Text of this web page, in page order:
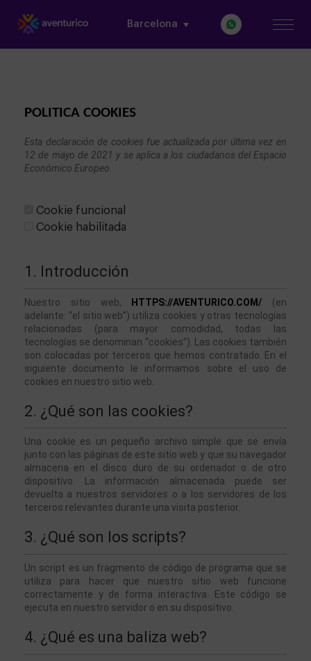
Barcelona
POLITICA COOKIES
Esta declaración de cookies fue actualizada por última vez en
12 de mayo de 2021 y se aplica a los ciudadanos del Espacio
Económico Europeo.
Cookie funcional
Cookie habilitada
1. Introducción
Nuestro sitio web, HTTPS://AVENTURICO.COM/ (en
adelante: “el sitio web”) utiliza cookies y otras tecnologías
relacionadas (para mayor comodidad, todas las
tecnologías se denominan “cookies”). Las cookies también
son colocadas por terceros que hemos contratado. En el
siguiente documento le informamos sobre el uso de
cookies en nuestro sitio web.
2. ¿Qué son las cookies?
Una cookie es un pequeño archivo simple que se envía
junto con las páginas de este sitio web y que su navegador
almacena en el disco duro de su ordenador o de otro
dispositivo. La información almacenada puede ser
devuelta a nuestros servidores o a los servidores de los
terceros relevantes durante una visita posterior.
3. ¿Qué son los scripts?
Un script es un fragmento de código de programa que se
utiliza para hacer que nuestro sitio web funcione
correctamente y de forma interactiva. Este código se
ejecuta en nuestro servidor o en su dispositivo.
4. ¿Qué es una baliza web?